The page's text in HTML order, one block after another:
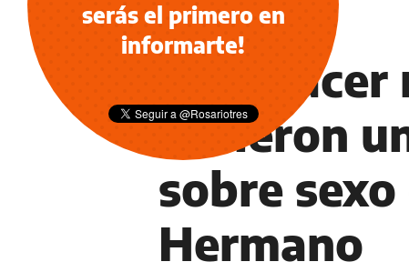
OCIO
“Sin
tuvieron
sobre sexo
Hermano
serás el primero en
informarte!